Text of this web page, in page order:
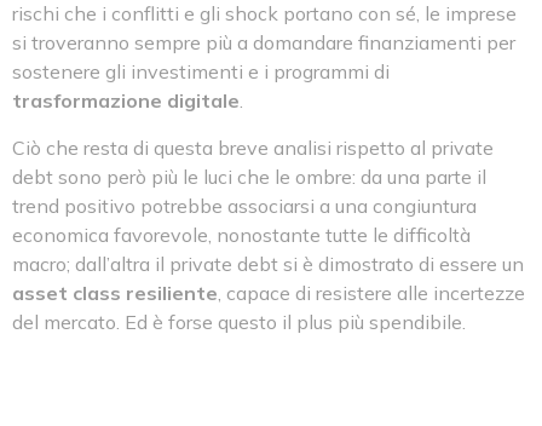
rischi che i conflitti e gli shock portano con sé, le imprese
si troveranno sempre più a domandare finanziamenti per
sostenere gli investimenti e i programmi di
trasformazione digitale.
Ciò che resta di questa breve analisi rispetto al private
debt sono però più le luci che le ombre: da una parte il
trend positivo potrebbe associarsi a una congiuntura
economica favorevole, nonostante tutte le difficoltà
macro; dall’altra il private debt si è dimostrato di essere un
asset class resiliente, capace di resistere alle incertezze
del mercato. Ed è forse questo il plus più spendibile.